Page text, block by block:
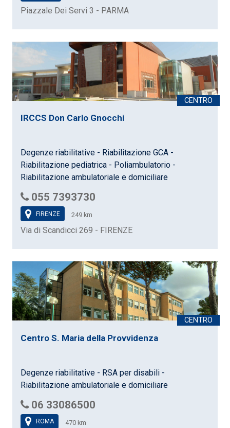
Piazzale Dei Servi 3 - PARMA
IRCCS Don Carlo Gnocchi
Degenze riabilitative - Riabilitazione GCA -
Riabilitazione pediatrica - Poliambulatorio -
Riabilitazione ambulatoriale e domiciliare
055 7393730
FIRENZE 249 km
Via di Scandicci 269 - FIRENZE
Centro S. Maria della Provvidenza
Degenze riabilitative - RSA per disabili -
Riabilitazione ambulatoriale e domiciliare
06 33086500
ROMA 470 km